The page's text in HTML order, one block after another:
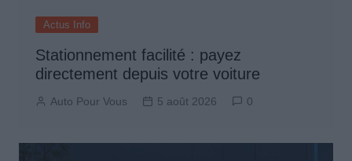
Actus Info
Stationnement facilité : payez
directement depuis votre voiture
Auto Pour Vous 5 août 2026 0